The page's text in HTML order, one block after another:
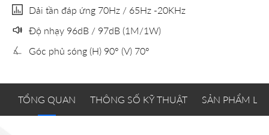
Dải tần đáp ứng 70Hz / 65Hz -20KHz
Độ nhạy 96dB / 97dB (1M/1W)
Góc phủ sóng (H) 90° (V) 70°
TỔNG QUAN THÔNG SỐ KỸ THUẬT SẢN PHẨM